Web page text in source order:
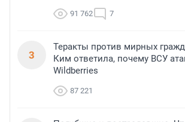
91 762 7
3
Теракты против мирных
Ким ответила, почему ВСУ
Wildberries
87 221